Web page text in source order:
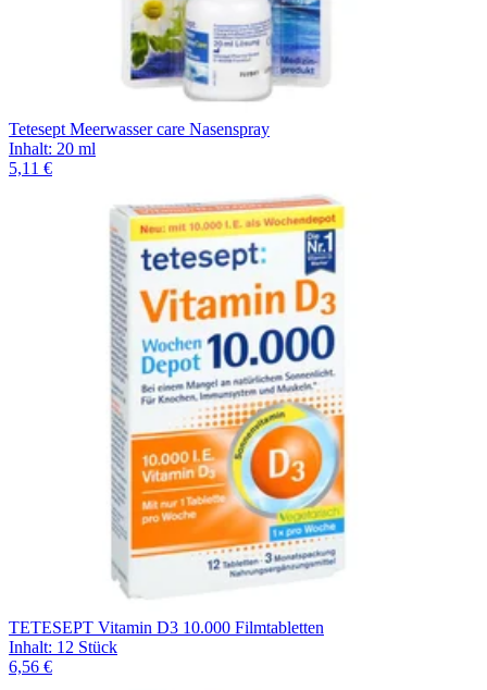
Tetesept Meerwasser care Nasenspray
Inhalt: 20 ml
5,11 €
TETESEPT Vitamin D3 10.000 Filmtabletten
Inhalt: 12 Stück
6,56 €